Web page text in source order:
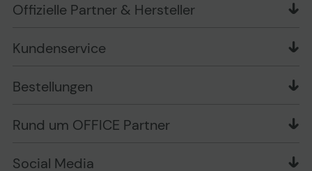
Offizielle Partner & Hersteller
Kundenservice
Bewertungsrichtlinien
Wissen mit OP
Markenshops
Bestellungen
Versand im Namen Dritter
Muster-Widerrufsformular
Rund um OFFICE Partner
Stellenangebote
Schlesierring 35
Telefon: +49 (0) 2542 / 9558250
Ansprechpartner bei fehlerhafter Ware und Schäden
Social Media